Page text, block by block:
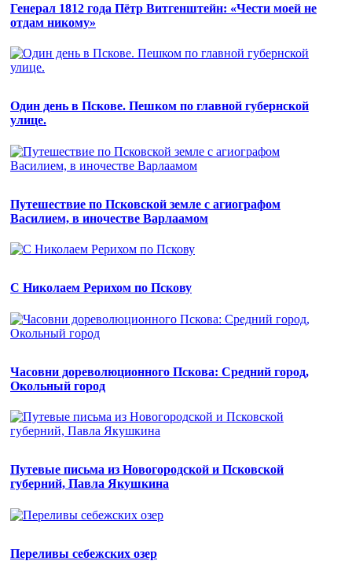
Генерал 1812 года Пётр Витгенштейн: «Чести моей не
отдам никому»
Один день в Пскове. Пешком по главной губернской
улице.
Путешествие по Псковской земле с агиографом
Василием, в иночестве Варлаамом
С Николаем Рерихом по Пскову
Часовни дореволюционного Пскова: Средний город,
Окольный город
Путевые письма из Новогородской и Псковской
губерний, Павла Якушкина
Переливы себежских озер